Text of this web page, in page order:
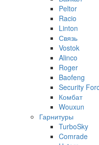
Peltor
Racio
Linton
Связь
Vostok
Alinco
Roger
Baofeng
Security
Комбат
Wouxun
Гарнитуры
TurboSky
Comrade